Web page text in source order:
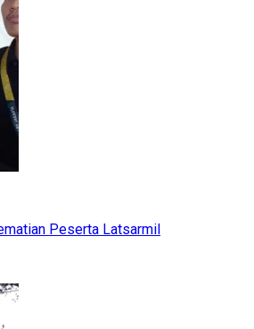
Peserta Latsarmil